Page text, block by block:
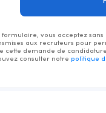
formulaire, vous acceptez
aux recruteurs pour
cette demande de
consulter notre politique